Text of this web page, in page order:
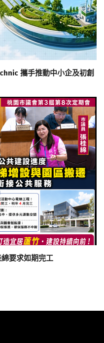
攜手推動中小企及初創
要求如期完工